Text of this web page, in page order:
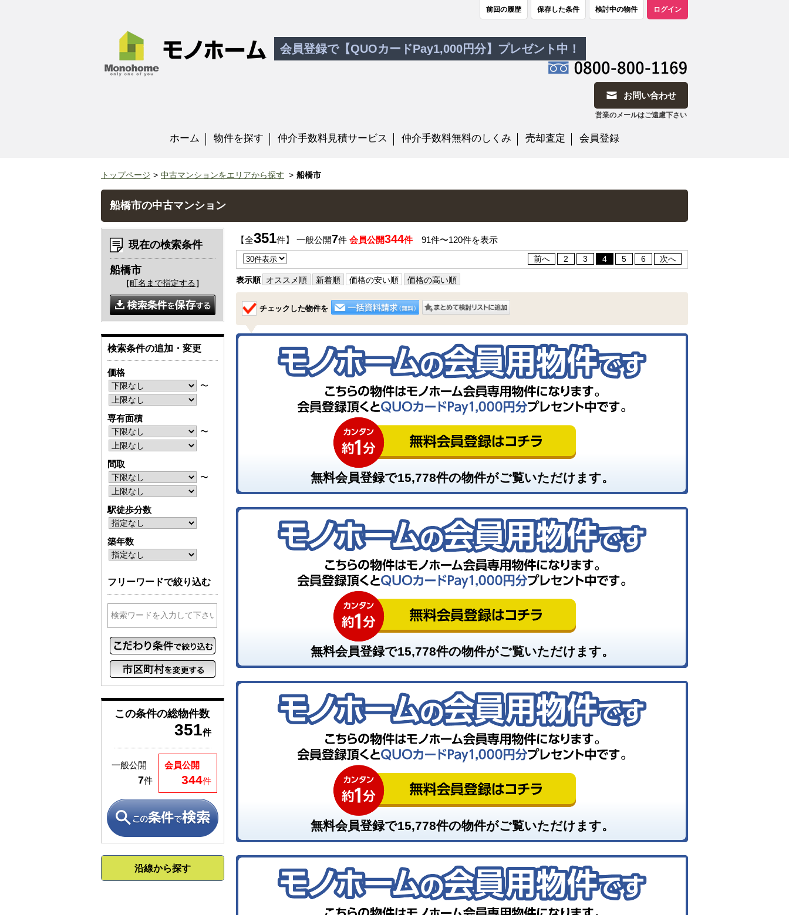
前回の履歴 保存した条件 検討中の物件 ログイン
会員登録で【QUOカードPay1,000円分】プレゼント中！
お問い合わせ
営業のメールはご遠慮下さい
ホーム 物件を探す 仲介手数料見積サービス 仲介手数料無料のしくみ 売却査定 会員登録
トップページ 中古マンションをエリアから探す 船橋市
船橋市の中古マンション
【全351件】 一般公開7件 会員公開344件91件〜120件を表示
前へ 2 3 4 5 6 次へ
表示順 オススメ順 新着順 価格の安い順 価格の高い順
チェックした物件を
無料会員登録で15,778件の物件がご覧いただけます。
無料会員登録で15,778件の物件がご覧いただけます。
無料会員登録で15,778件の物件がご覧いただけます。
現在の検索条件
船橋市
［町名まで指定する ］
検索条件の追加・変更
価格
〜
専有面積
〜
間取
〜
駅徒歩分数
築年数
フリーワードで絞り込む
この条件の総物件数
351件
会員公開
344件
一般公開
7件
沿線から探す